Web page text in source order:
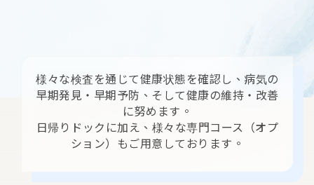
様々な検査を通じて健康状態を確認し、病気の
早期発見・早期予防、そして健康の維持・改善
に努めます。
日帰りドックに加え、様々な専門コース（オプ
ション）もご用意しております。